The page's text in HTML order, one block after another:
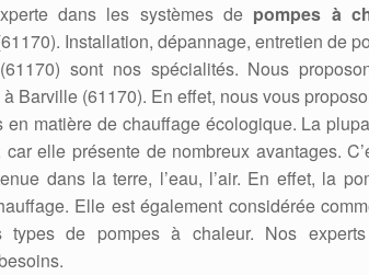
dans les systèmes de pompes à
Installation, dépannage, entretien de
sont nos spécialités. Nous
à Barville (61170). En effet, nous vous
matière de chauffage écologique. La
elle présente de nombreux avantages.
dans la terre, l’eau, l’air. En effet, la
Elle est également considérée
types de pompes à chaleur. Nos